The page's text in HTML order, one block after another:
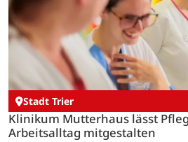
Stadt Trier
Klinikum Mutterhaus lässt
Arbeitsalltag mitgestalten